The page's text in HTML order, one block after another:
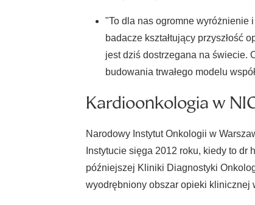
"To dla nas ogromne wyróżnienie
badacze kształtujący przyszłość
jest dziś dostrzegana na świecie.
budowania trwałego modelu
Kardioonkologia w
Narodowy Instytut Onkologii w
Instytucie sięga 2012 roku, kiedy to
późniejszej Kliniki Diagnostyki
wyodrębniony obszar opieki klinicznej